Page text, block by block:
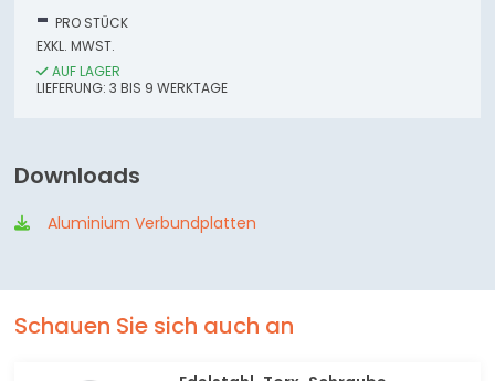
- PRO STÜCK
EXKL. MWST.
AUF LAGER
LIEFERUNG:3 BIS 9 WERKTAGE
Downloads
Aluminium Verbundplatten
Schauen Sie sich auch an